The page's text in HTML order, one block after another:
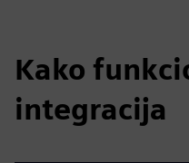
Kako
integracija